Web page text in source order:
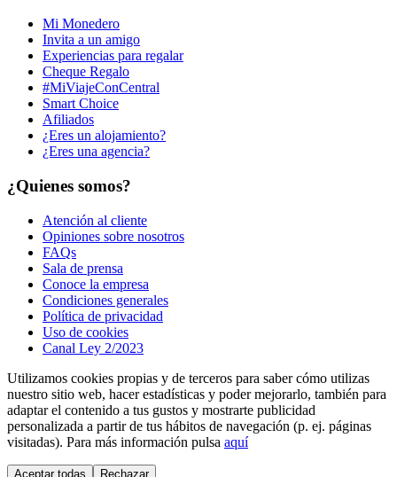
Mi Monedero
Invita a un amigo
Experiencias para regalar
Cheque Regalo
#MiViajeConCentral
Smart Choice
Afiliados
¿Eres un alojamiento?
¿Eres una agencia?
¿Quienes somos?
Atención al cliente
Opiniones sobre nosotros
FAQs
Sala de prensa
Conoce la empresa
Condiciones generales
Política de privacidad
Uso de cookies
Canal Ley 2/2023
Utilizamos cookies propias y de terceros para saber cómo utilizas
nuestro sitio web, hacer estadísticas y poder mejorarlo, también para
adaptar el contenido a tus gustos y mostrarte publicidad
personalizada a partir de tus hábitos de navegación (p. ej. páginas
visitadas). Para más información pulsa aquí
Aceptar todas
Rechazar